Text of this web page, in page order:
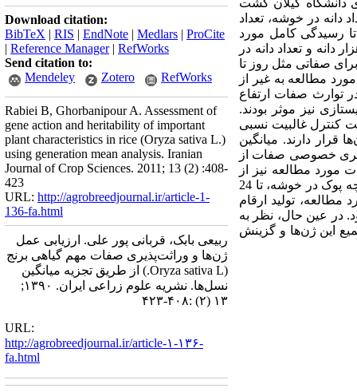
دانشگاه گیلان کشت
دانه در خوشه، تعداد
دانه، روز تا 50 درصد گل‌دهی و روز تا رسیدگی کامل مورد
دانه و تعداد دانه در
صفاتی مثل روز تا
مطالعه به غیر از
توارث صفات ارتفاع
نیز موثر بودند.
دانه تحت کنترل غالبیت نسبی
دارند. میانگین
گل‌دهی و میانگین وراثت‌پذیری خصوصی صفات از
کننده صفات مورد مطالعه نیز از
حداقل یک ژن برای صفات تعداد خوشه در بوته، تعداد خوشه‌چه در خوشه، درصد باروری خوشه و تعداد خوشه‌چه پوک در خوشه، تا 24
تولید ارقام
در عین حال، نظر به
این ژن‌ها و گزینش
Download citation:
BibTeX | RIS | EndNote | Medlars | ProCite
| Reference Manager| RefWorks
Send citation to:
Mendeley
Zotero RefWorks
Rabiei B, Ghorbanipour A. Assessment of
gene action and heritability of important
plant characteristics in rice (Oryza sativa L.)
using generation mean analysis. Iranian
Journal of Crop Sciences. 2011; 13 (2) :408-
423
URL: http://agrobreedjournal.ir/article-1-
136-fa.html
ربیعی بابک، قربانی پور علی. ارزیابی عمل
ژن‌ها و وراثت‌پذیری صفات مهم گیاهی برنج
(Oryza sativa L.) از طریق تجزیه میانگین
نسل‌ها. نشریه علوم زراعی ایران. ۱۳۹۰;
۱۳ (۲) :۴۰۸-۴۲۳
URL:
http://agrobreedjournal.ir/article-۱-۱۳۶-
fa.html